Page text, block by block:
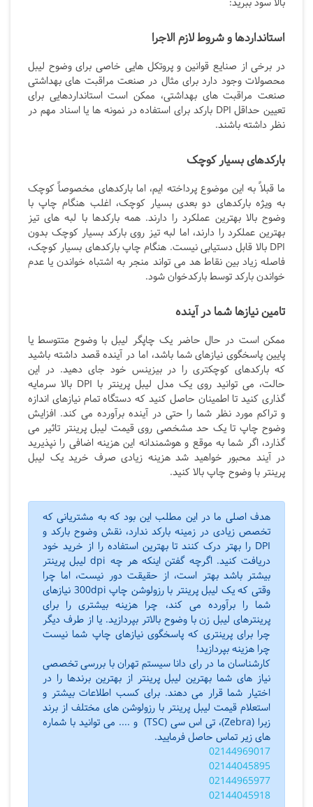
استانداردها و شروط لازم الاجرا
در برخی از صنایع قوانین و پروتکل هایی خاصی برای وضوح لیبل
محصولات وجود دارد برای مثال در صنعت مراقبت های بهداشتی
صنعت مراقبت های بهداشتی، ممکن است استانداردهایی برای
تعیین حداقل DPI
بارکد برای استفاده در نمونه ها یا اسناد مهم در
نظر داشته باشند.
بارکدهای بسیار کوچک
ما قبلاً به این موضوع پرداخته ایم، اما بارکدهای مخصوصاً کوچک
به ویژه بارکدهای دو بعدی بسیار کوچک، اغلب هنگام چاپ با
وضوح بالا بهترین عملکرد را دارند. همه بارکدها با لبه های تیز
بهترین عملکرد را دارند، اما لبه تیز روی بارکد بسیار کوچک بدون
DPI بالا قابل دستیابی نیست. هنگام چاپ بارکدهای بسیار کوچک،
فاصله زیاد بین نقاط هد می تواند منجر به اشتباه خواندن یا عدم
خواندن بارکد توسط بارکدخوان شود.
تامین نیازها شما در آینده
ممکن است در حال حاضر یک چاپگر لیبل با وضوح متتوسط یا
پایین پاسخگوی نیازهای شما باشد، اما در آینده قصد داشته باشید
که بارکدهای کوچکتری را در بیزینس خود جای دهید. در این
حالت، می توانید روی یک مدل لیبل پرینتر با DPI
بالا سرمایه
گذاری کنید تا اطمینان حاصل کنید که دستگاه تمام نیازهای اندازه
و تراکم مورد نظر شما را حتی در آینده برآورده می کند. افزایش
وضوح چاپ تا یک حد مشخصی روی قیمت لیبل پرینتر تاثیر می
گذارد، اگر شما به موقع و هوشمندانه این هزینه اضافی را نپذیرید
در آیند محبور خواهید شد هزینه زیادی صرف خرید یک لیبل
پرینتر با وضوح چاپ بالا کنید.
هدف اصلی ما در این مطلب این بود که به مشتریانی که
تخصص زیادی در زمینه بارکد ندارد، نقش وضوح بارکد و
DPI را بهتر درک کنند تا بهترین استفاده را از خرید خود
دریافت کنید. اگرچه گفتن اینکه هر چه dpi لیبل پرینتر
بیشتر باشد بهتر است، از حقیقت دور نیست، اما چرا
وقتی که یک لیبل پرینتر با رزولوشن چاپ 300dpi نیازهای
شما را برآورده می کند، چرا هزینه بیشتری را برای
پرینترهای لیبل زن با وضوح بالاتر بپردازید. یا از طرف دیگر
چرا برای پرینتری که پاسخگوی نیازهای چاپ شما نیست
چرا هزینه بپردازید!
کارشناسان ما در رای دانا سیستم تهران با بررسی تخصصی
نیاز های شما بهترین لیبل پرینتر از بهترین برندها را در
اختیار شما قرار می دهند. برای کسب اطلاعات بیشتر و
استعلام قیمت لیبل پرینتر با رزولوشن های مختلف از برند
زبرا (Zebra)، تی اس سی (TSC) و .... می توانید با شماره
های زیر تماس حاصل فرمایید.
02144969017
02144045895
02144965977
02144045918